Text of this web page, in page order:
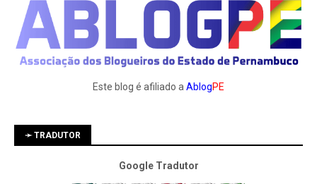
Este blog é afiliado a AblogPE
➛ TRADUTOR
Google Tradutor